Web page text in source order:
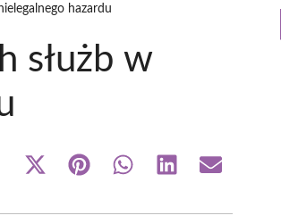
hazardu
służb w
Share
(Twitter)
Share Share Share Share